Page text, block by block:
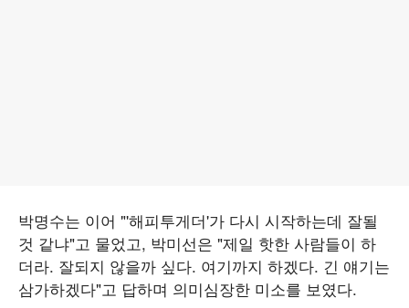
박명수는 이어 "'해피투게더'가 다시 시작하는데 잘될
것 같냐"고 물었고, 박미선은 "제일 핫한 사람들이 하
더라. 잘되지 않을까 싶다. 여기까지 하겠다. 긴 얘기는
삼가하겠다"고 답하며 의미심장한 미소를 보였다.